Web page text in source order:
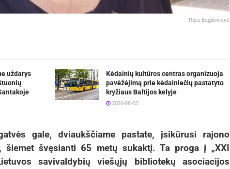
Rūta Bagdonienė
uždarys
Kėdainių kultūros centras organizuoja
pavėžėjimą prie kėdainiečių pastatyto
kryžiaus Baltijos kelyje
2026-08-05
gale, dviaukščiame pastate, įsikūrusi rajono
šiemet švęsianti 65 metų sukaktį. Ta proga į „XXI
savivaldybių viešųjų bibliotekų asociacijos